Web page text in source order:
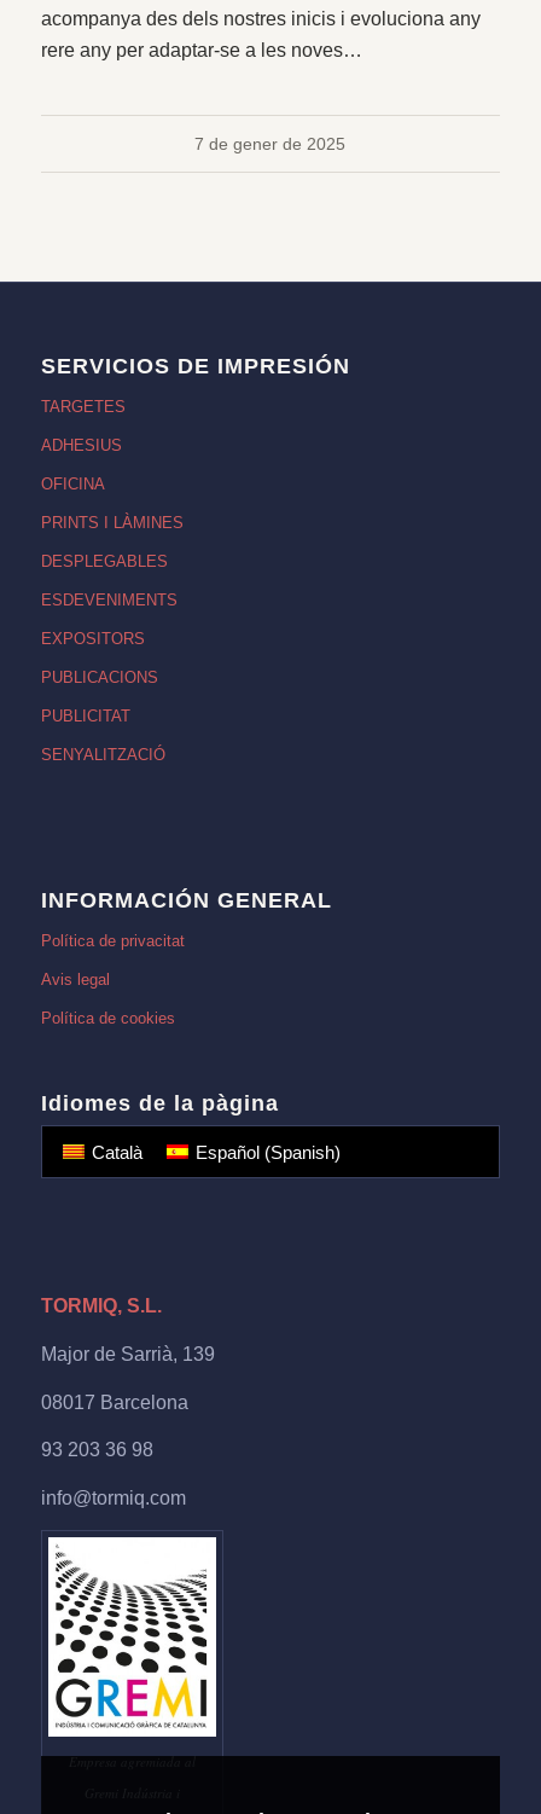
acompanya des dels nostres inicis i evoluciona any
rere any per adaptar-se a les noves…
7 de gener de 2025
SERVICIOS DE IMPRESIÓN
TARGETES
ADHESIUS
OFICINA
PRINTS I LÀMINES
DESPLEGABLES
ESDEVENIMENTS
EXPOSITORS
PUBLICACIONS
PUBLICITAT
SENYALITZACIÓ
INFORMACIÓN GENERAL
Política de privacitat
Avis legal
Política de cookies
Idiomes de la pàgina
Català Español(Spanish)
TORMIQ, S.L.
Major de Sarrià, 139
08017 Barcelona
93 203 36 98
info@tormiq.com
Empresa agremiada al